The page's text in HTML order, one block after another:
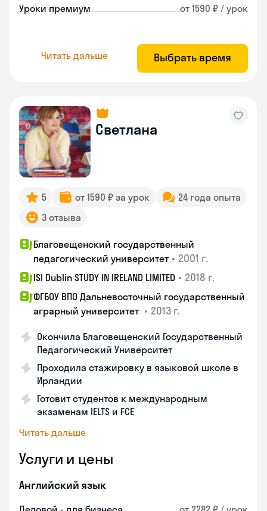
Уроки премиум от 1590 ₽ / урок
Читать дальше Выбрать время
Светлана
5 от 1590 ₽ за урок
24 года опыта
3 отзыва
Благовещенский государственный
педагогический университет • 2001 г.
ISI Dublin STUDY IN IRELAND LIMITED • 2018 г.
ФГБОУ ВПО Дальневосточный государственный
аграрный университет • 2013 г.
Окончила Благовещенский Государственный
Педагогический Университет
Проходила стажировку в языковой школе в
Ирландии
Готовит студентов к международным
экзаменам IELTS и FCE
Читать дальше
Услуги и цены
Английский язык